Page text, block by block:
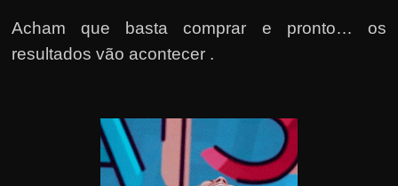
Acham que basta comprar e pronto… os
resultados vão acontecer .